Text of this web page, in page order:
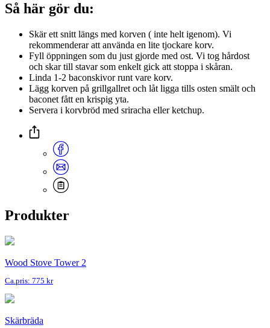
Så här gör du:
Skär ett snitt längs med korven ( inte helt igenom). Vi
rekommenderar att använda en lite tjockare korv.
Fyll öppningen som du just gjorde med ost. Vi tog hårdost
och skar till stavar som enkelt gick att stoppa i skåran.
Linda 1-2 baconskivor runt vare korv.
Lägg korven på grillgallret och låt ligga tills osten smält och
baconet fått en krispig yta.
Servera i korvbröd med sriracha eller ketchup.
Produkter
Wood Stove Tower 2
Ca.pris: 775 kr
Skärbräda